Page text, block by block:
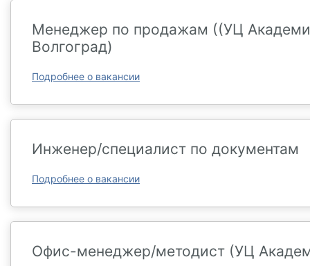
Менеджер по продажам ((УЦ
Волгоград)
Подробнее о вакансии
Инженер/специалист по документам
Подробнее о вакансии
Офис-менеджер/методист (УЦ